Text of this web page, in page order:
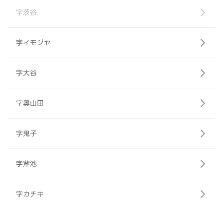
字茨谷
字イモジヤ
字大谷
字奥山田
字鬼子
字斧池
字カチキ